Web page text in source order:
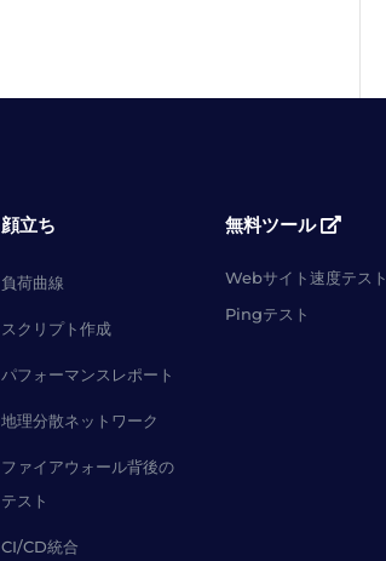
顔立ち
負荷曲線
スクリプト作成
パフォーマンスレポート
地理分散ネットワーク
ファイアウォール背後の
テスト
CI/CD統合
無料ツール
Webサイト速度テスト
Pingテスト